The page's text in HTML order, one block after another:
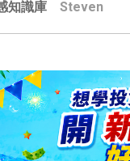
知識庫 Steven